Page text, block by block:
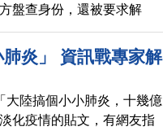
盤查身份，還被要求解
強行上銬， 壓上警車。這
起一片熱烈討論，有網友
察上銬？
炎」 資訊戰專家解
大陸搞個小小肺炎，十幾億
化疫情的貼文，有網友指